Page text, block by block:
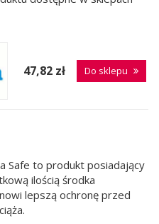
47,82 zł Do sklepu
Safe to produkt posiadający
ilością środka
lepszą ochronę przed